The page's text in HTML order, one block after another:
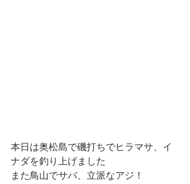
本日は奥松島で磯打ちでヒラマサ、イ
ナダを釣り上げました
また鳥山でサバ、立派なアジ！